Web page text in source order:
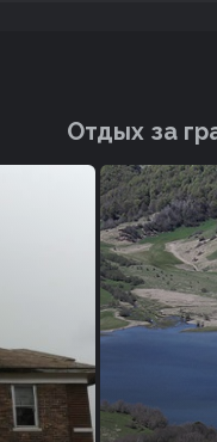
Отдых за